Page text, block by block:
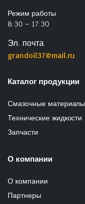
Режим работы
8:30 – 17:30
Эл. почта
grandoil37@mail.ru
Каталог продукции
Смазочные материалы
Технические жидкости
Запчасти
О компании
О компании
Партнеры